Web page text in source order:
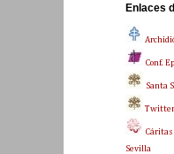
Enlaces
Conf.
Santa
Twitter
Cáritas
Sevilla